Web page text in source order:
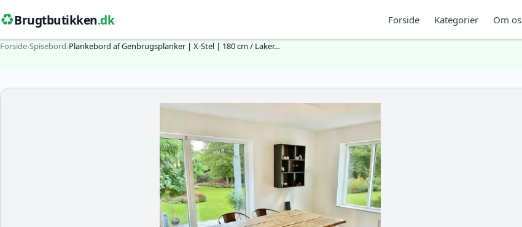
♻️Brugtbutikken.dk Forside Kategorier Om os
Forside›Spisebord›Plankebord af Genbrugsplanker | X-Stel | 180 cm / Laker…